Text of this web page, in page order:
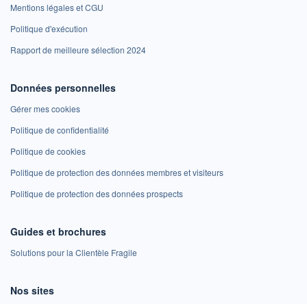
Mentions légales et CGU
Politique d'exécution
Rapport de meilleure sélection 2024
Données personnelles
Gérer mes cookies
Politique de confidentialité
Politique de cookies
Politique de protection des données membres et visiteurs
Politique de protection des données prospects
Guides et brochures
Solutions pour la Clientèle Fragile
Nos sites